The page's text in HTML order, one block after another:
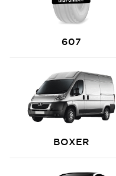
607
BOXER